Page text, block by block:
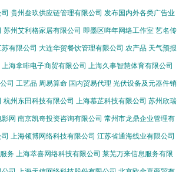
贵州叁玖供应链管理有限公司 发布国内外各类广告业
苏州艾利格家居有限公司 即墨区哖年网络工作室 艺名传
有限公司 大连华贺餐饮管理有限公司 农产品 天气预报
上海拿啡电子商贸有限公司 上海久事智慧体育有限公司
司 工艺品 周易算命 国内贸易代理 光伏设备及元器件销
杭州东田科技有限公司 上海慕芷科技有限公司 苏州欣瑞
网 南京凯奇投资咨询有限公司 常州市龙鼎企业管理有
上海领博网络科技有限公司 江苏省通海线业有限公司
务 上海萃喜网络科技有限公司 莱芜万来信息服务有限